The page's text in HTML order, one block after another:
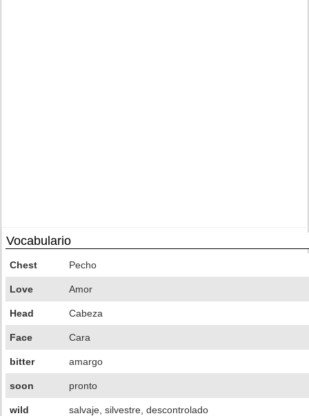
Vocabulario
Chest Pecho
Love Amor
Head Cabeza
Face Cara
bitter amargo
soon pronto
wild salvaje, silvestre, descontrolado